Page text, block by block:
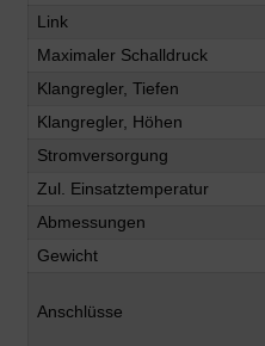
Link
Maximaler Schalldruck
Klangregler, Tiefen
Klangregler, Höhen
Stromversorgung
Zul. Einsatztemperatur
Abmessungen
Gewicht
Anschlüsse